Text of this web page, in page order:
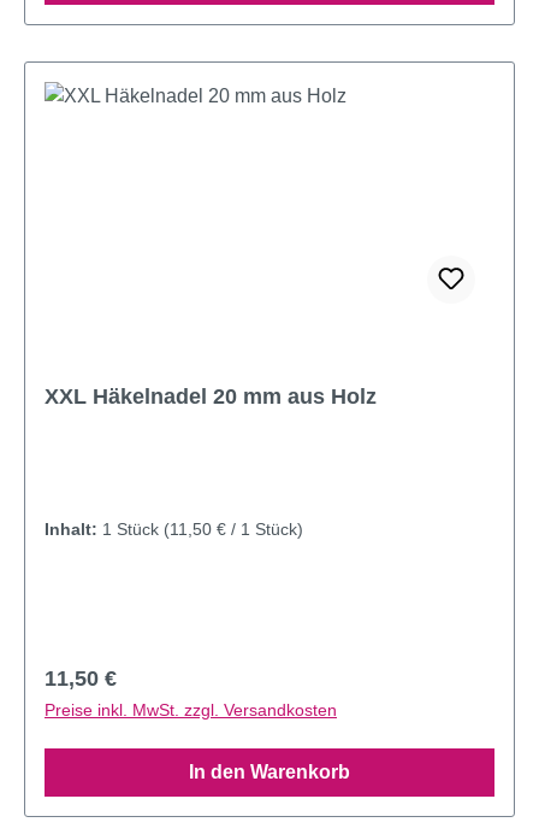
XXL Häkelnadel 20 mm aus Holz
Inhalt: 1 Stück (11,50 € / 1 Stück)
Regulärer Preis:
11,50 €
Preise inkl. MwSt. zzgl. Versandkosten
In den Warenkorb